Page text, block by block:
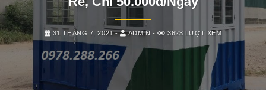
31 THÁNG 7, 2021- ADMIN - 3623 LƯỢT XEM